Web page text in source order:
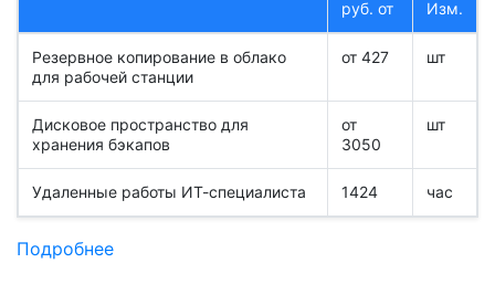
руб. от
Изм.
Резервное копирование в облако
для рабочей станции
от 427 шт
Дисковое пространство для
хранения бэкапов
от
3050
шт
Удаленные работы ИТ-специалиста 1424 час
Подробнее